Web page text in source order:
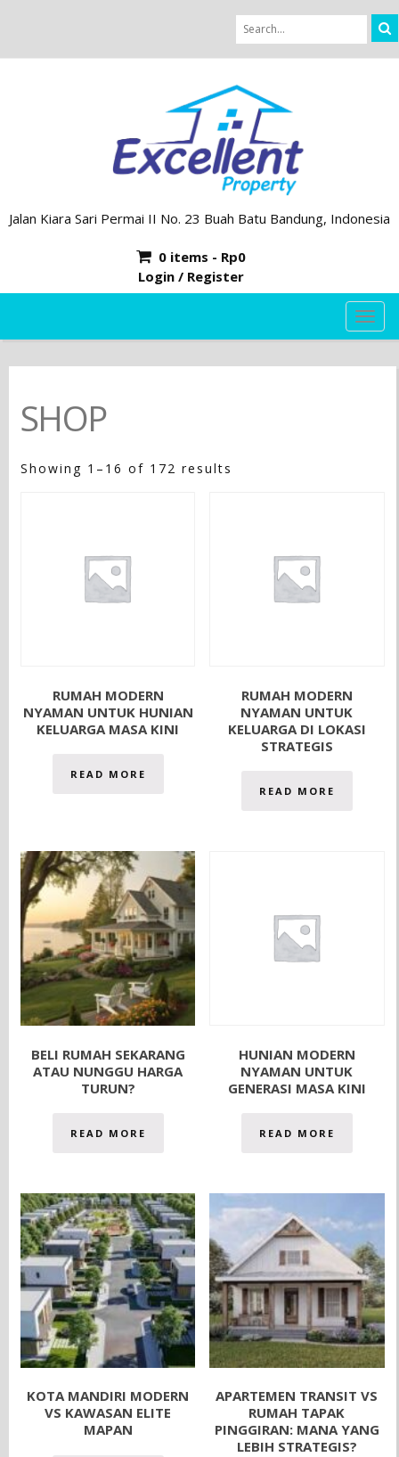
Jalan Kiara Sari Permai II No. 23 Buah Batu Bandung, Indonesia
0 items - Rp0
Login / Register
SHOP
Showing 1–16 of 172 results
RUMAH MODERN
NYAMAN UNTUK HUNIAN
KELUARGA MASA KINI
READ MORE
RUMAH MODERN
NYAMAN UNTUK
KELUARGA DI LOKASI
STRATEGIS
READ MORE
BELI RUMAH SEKARANG
ATAU NUNGGU HARGA
TURUN?
READ MORE
HUNIAN MODERN
NYAMAN UNTUK
GENERASI MASA KINI
READ MORE
KOTA MANDIRI MODERN
VS KAWASAN ELITE
MAPAN
APARTEMEN TRANSIT VS
RUMAH TAPAK
PINGGIRAN: MANA YANG
LEBIH STRATEGIS?